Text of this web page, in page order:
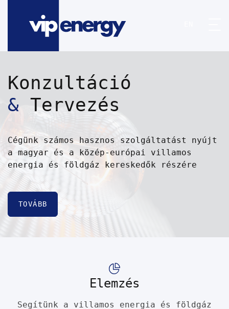
Konzultáció
& Tervezés
Cégünk számos hasznos szolgáltatást nyújt
a magyar és a közép-európai villamos
energia és földgáz kereskedők részére
TOVÁBB
Elemzés
Segítünk a villamos energia és földgáz